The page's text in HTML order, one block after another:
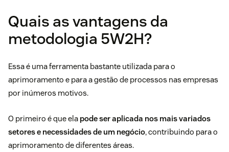
Quais as vantagens da
metodologia 5W2H?
Essa é uma ferramenta bastante utilizada para o
aprimoramento e para a gestão de processos nas empresas
por inúmeros motivos.
O primeiro é que ela pode ser aplicada nos mais variados
setores e necessidades de um negócio, contribuindo para o
aprimoramento de diferentes áreas.